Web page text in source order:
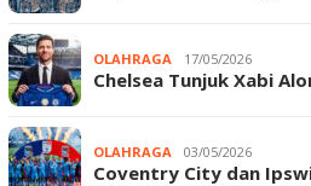
OLAHRAGA 17/05/2026
Chelsea Tunjuk Xabi
OLAHRAGA 03/05/2026
Coventry City dan